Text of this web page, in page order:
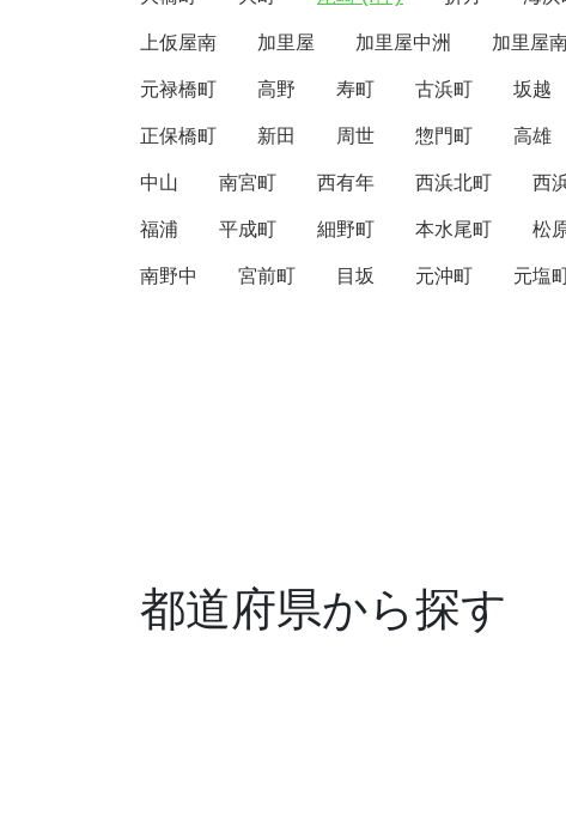
上仮屋南
加里屋 加里屋中洲 加里屋
元禄橋町
高野 寿町 古浜町 坂越
正保橋町
新田 周世 惣門町 高雄
中山
南宮町 西有年 西浜北町 西
福浦
平成町 細野町 本水尾町 松
南野中
宮前町 目坂 元沖町 元塩
都道府県から探す